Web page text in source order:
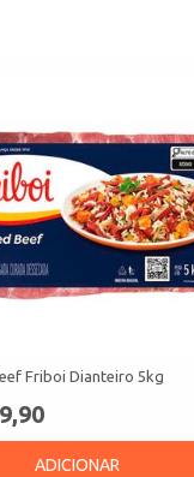
Friboi Dianteiro 5kg
ADICIONAR